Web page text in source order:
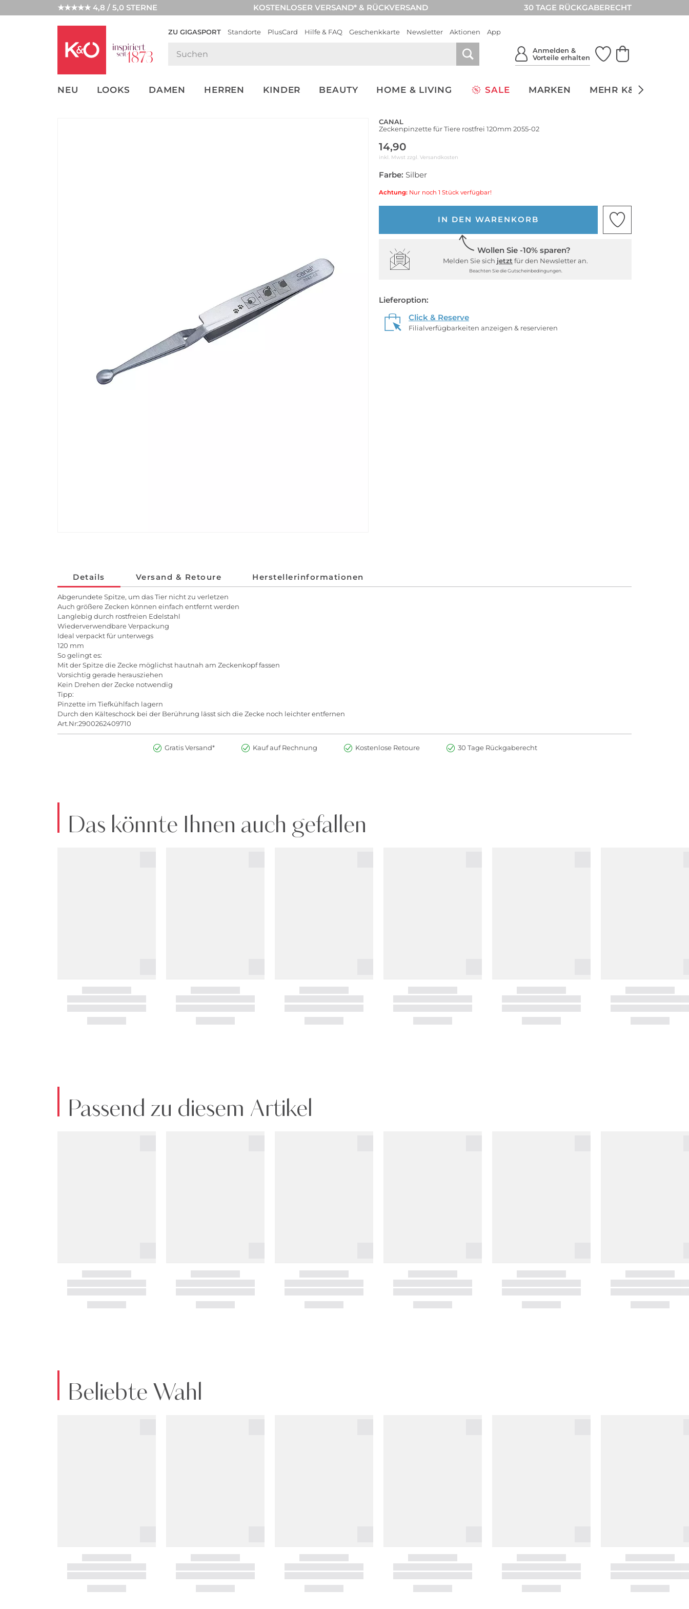
★★★★★ 4,8 / 5,0 STERNE KOSTENLOSER VERSAND* & RÜCKVERSAND 30 TAGE RÜCKGABERECHT
ZU GIGASPORT Standorte PlusCard Hilfe & FAQ Geschenkkarte Newsletter Aktionen App
Anmelden &
Vorteile erhalten
NEU LOOKS DAMEN HERREN KINDER BEAUTY HOME & LIVING SALE MARKEN MEHR K&Ö
UNSERE APP
CLICK &
CANAL
Zeckenpinzette für Tiere rostfrei 120mm 2055-02
14,90
inkl. Mwst zzgl. Versandkosten
Farbe: Silber
Achtung: Nur noch 1 Stück verfügbar!
IN DEN WARENKORB
Wollen Sie -10% sparen?
Melden Sie sich jetzt für den Newsletter an.
Beachten Sie die Gutscheinbedingungen.
Lieferoption:
Click & Reserve
Filialverfügbarkeiten anzeigen & reservieren
Details Versand & Retoure Herstellerinformationen
Abgerundete Spitze, um das Tier nicht zu verletzen
Auch größere Zecken können einfach entfernt werden
Langlebig durch rostfreien Edelstahl
Wiederverwendbare Verpackung
Ideal verpackt für unterwegs
120 mm
So gelingt es:
Mit der Spitze die Zecke möglichst hautnah am Zeckenkopf fassen
Vorsichtig gerade herausziehen
Kein Drehen der Zecke notwendig
Tipp:
Pinzette im Tiefkühlfach lagern
Durch den Kälteschock bei der Berührung lässt sich die Zecke noch leichter entfernen
Art.Nr:2900262409710
Gratis Versand* Kauf auf Rechnung Kostenlose Retoure 30 Tage Rückgaberecht
Das könnte Ihnen auch gefallen
Passend zu diesem Artikel
Beliebte Wahl